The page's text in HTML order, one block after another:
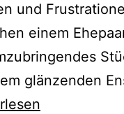
und
einem
glänzenden